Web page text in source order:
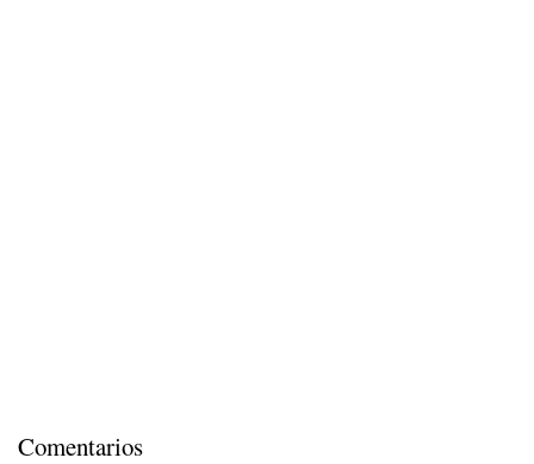
Comentarios